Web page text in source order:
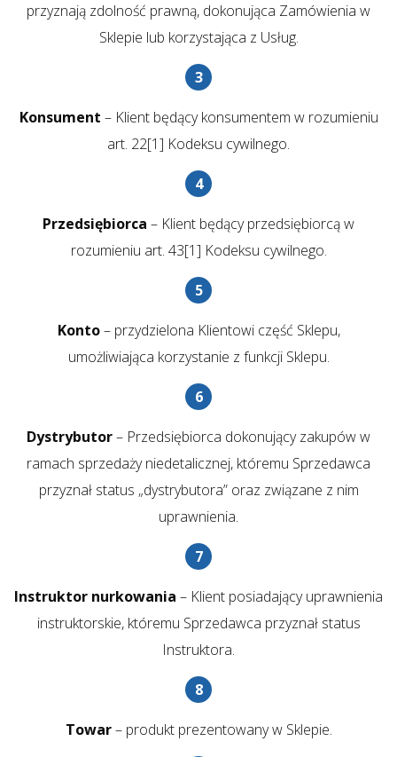
przyznają zdolność prawną, dokonująca Zamówienia w
Sklepie lub korzystająca z Usług.
Konsument – Klient będący konsumentem w rozumieniu
art. 22[1] Kodeksu cywilnego.
Przedsiębiorca – Klient będący przedsiębiorcą w
rozumieniu art. 43[1] Kodeksu cywilnego.
Konto– przydzielona Klientowi część Sklepu,
umożliwiająca korzystanie z funkcji Sklepu.
Dystrybutor– Przedsiębiorca dokonujący zakupów w
ramach sprzedaży niedetalicznej, któremu Sprzedawca
przyznał status „dystrybutora” oraz związane z nim
uprawnienia.
Instruktor nurkowania – Klient posiadający uprawnienia
instruktorskie, któremu Sprzedawca przyznał status
Instruktora.
Towar– produkt prezentowany w Sklepie.